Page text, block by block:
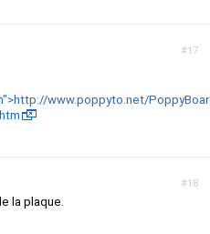
#17
www.poppyto.net/
#18
la plaque.